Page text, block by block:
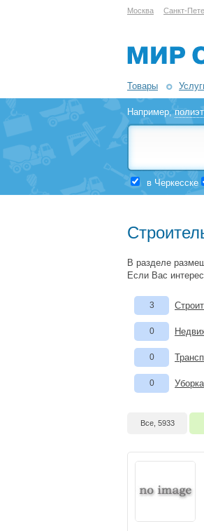
Москва Санкт-
Товары
Например,
в Черкесске
В разделе
Если Вас
3
0
0
0
Все, 5933